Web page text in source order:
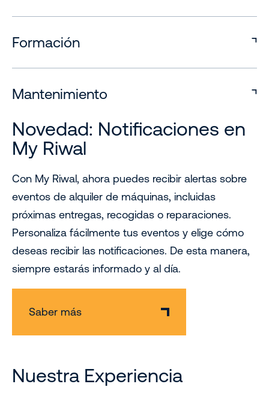
Formación
Mantenimiento
Novedad: Notificaciones en
My Riwal
Con My Riwal, ahora puedes recibir alertas sobre
eventos de alquiler de máquinas, incluidas
próximas entregas, recogidas o reparaciones.
Personaliza fácilmente tus eventos y elige cómo
deseas recibir las notificaciones. De esta manera,
siempre estarás informado y al día.
Saber más
Nuestra Experiencia